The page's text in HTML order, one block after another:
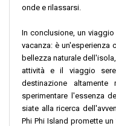
onde e rilassarsi.
In conclusione, un
vacanza: è un'esperienza
bellezza naturale
attività e il viaggio
destinazione altamente
sperimentare l'essenza
siate alla ricerca
Phi Phi Island promette